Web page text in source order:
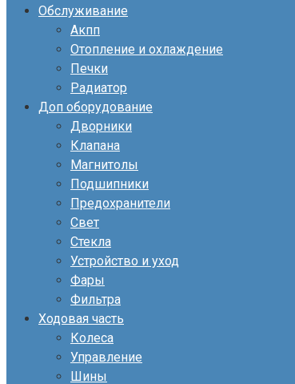
Обслуживание
Акпп
Отопление и охлаждение
Печки
Радиатор
Доп оборудование
Дворники
Клапана
Магнитолы
Подшипники
Предохранители
Свет
Стекла
Устройство и уход
Фары
Фильтра
Ходовая часть
Колеса
Управление
Шины